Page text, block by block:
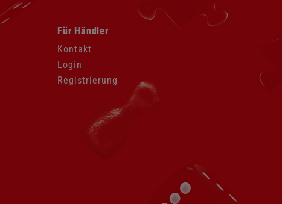
Navigation
überspringen
Für Händler
Kontakt
Login
Registrierung